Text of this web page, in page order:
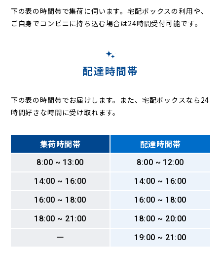
下の表の時間帯で集荷に伺います。宅配ボックスの利用や、
ご自身でコンビニに持ち込む場合は24時間受付可能です。
配達時間帯
下の表の時間帯でお届けします。また、宅配ボックスなら24
時間好きな時間に受け取れます。
集荷時間帯 配達時間帯
8:00 ~ 13:00
8:00 ~ 12:00
14:00 ~ 16:00
14:00 ~ 16:00
16:00 ~ 18:00
16:00 ~ 18:00
18:00 ~ 21:00
18:00 ~ 20:00
ー
19:00 ~ 21:00